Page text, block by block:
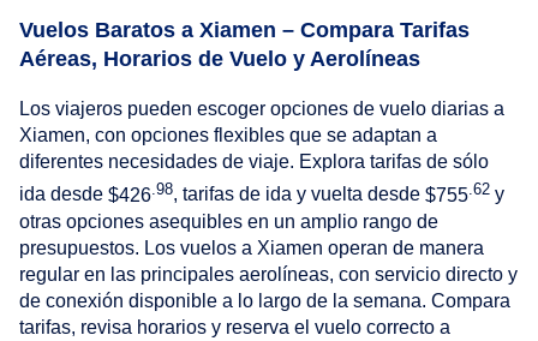
Vuelos Baratos a Xiamen – Compara Tarifas
Aéreas, Horarios de Vuelo y Aerolíneas
Los viajeros pueden escoger opciones de vuelo diarias a
Xiamen, con opciones flexibles que se adaptan a
diferentes necesidades de viaje. Explora tarifas de sólo
ida desde $426 .98, tarifas de ida y vuelta desde $755 .62 y
otras opciones asequibles en un amplio rango de
presupuestos. Los vuelos a Xiamen operan de manera
regular en las principales aerolíneas, con servicio directo y
de conexión disponible a lo largo de la semana. Compara
tarifas, revisa horarios y reserva el vuelo correcto a